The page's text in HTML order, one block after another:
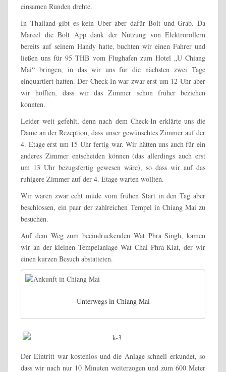
einsamen Runden drehte.
In Thailand gibt es kein Uber aber dafür Bolt und Grab. Da
Marcel die Bolt App dank der Nutzung von Elektrorollern
bereits auf seinem Handy hatte, buchten wir einen Fahrer und
ließen uns für 95 THB vom Flughafen zum Hotel „U Chiang
Mai“ bringen, in das wir uns für die nächsten zwei Tage
einquartiert hatten. Der Check-In war zwar erst um 12 Uhr aber
wir hofften, dass wir das Zimmer schon früher beziehen
konnten.
Leider weit gefehlt, denn nach dem Check-In erklärte uns die
Dame an der Rezeption, dass unser gewünschtes Zimmer auf der
4. Etage erst um 15 Uhr fertig war. Wir hätten uns auch für ein
anderes Zimmer entscheiden können (das allerdings auch erst
um 13 Uhr bezugsfertig gewesen wäre), so dass wir auf das
ruhigere Zimmer auf der 4. Etage warten wollten.
Wir waren zwar echt müde vom frühen Start in den Tag aber
beschlossen, ein paar der zahlreichen Tempel in Chiang Mai zu
besuchen.
Auf dem Weg zum beeindruckenden Wat Phra Singh, kamen
wir an der kleinen Tempelanlage Wat Chai Phra Kiat, der wir
einen kurzen Besuch abstatteten.
Unterwegs in Chiang Mai
Der Eintritt war kostenlos und die Anlage schnell erkundet, so
dass wir nach nur 10 Minuten weiterzogen und zum 600 Meter